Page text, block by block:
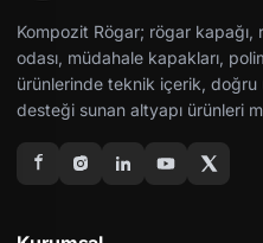
Kompozit Rögar; rögar
odası, müdahale kapakları,
ürünlerinde teknik içerik, doğru
desteği sunan altyapı ürünleri